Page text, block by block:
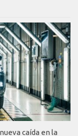
caída en la